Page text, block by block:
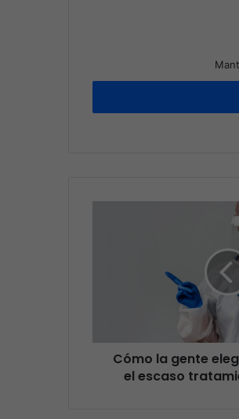
Cómo la gente
el escaso